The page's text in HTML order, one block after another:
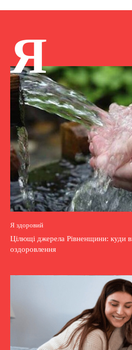
Я
Я здоровий
Цілющі джерела Рівненщини: куди
оздоровлення